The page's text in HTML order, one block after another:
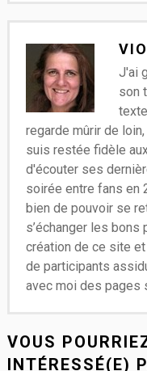
J'ai
son
regarde mûrir de
suis restée fidèle
d'écouter ses
soirée entre fans en
bien de pouvoir se
s’échanger les bons
création de ce site et
de participants
avec moi des pages
VOUS
INTÉRESSÉ(E)